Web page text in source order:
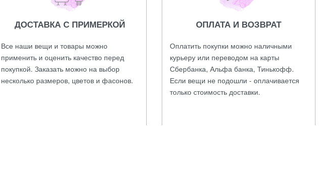
ДОСТАВКА С ПРИМЕРКОЙ
Все наши вещи и товары можно
применить и оценить качество перед
покупкой. Заказать можно на выбор
несколько размеров, цветов и фасонов.
ОПЛАТА И ВОЗВРАТ
Оплатить покупки можно наличными
курьеру или переводом на карты
Сбербанка, Альфа банка, Тинькофф.
Если вещи не подошли - оплачивается
только стоимость доставки.